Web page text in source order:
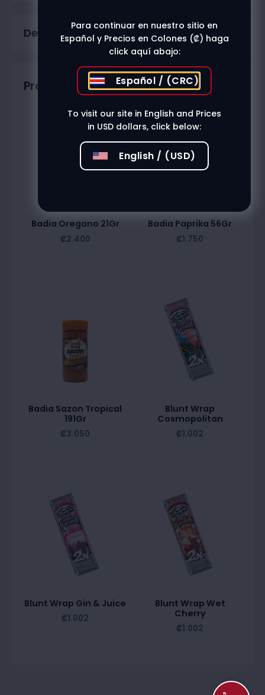
Description
Productos relacionados
Badia Oregano 21Gr
₡2.400
Badia Paprika 56Gr
₡1.750
Badia Sazon Tropical
191Gr
₡3.050
Blunt Wrap
Cosmopolitan
₡1.002
Blunt Wrap Gin & Juice
₡1.002
Blunt Wrap Wet
Cherry
₡1.002
Para continuar en nuestro sitio en
Español y Precios en Colones (₡) haga
click aquí abajo:
Español / (CRC)
To visit our site in English and Prices
in USD dollars, click below:
English / (USD)